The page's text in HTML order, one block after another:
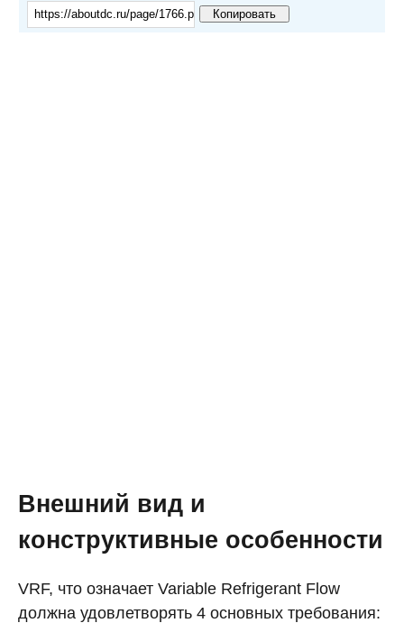
Копировать
Внешний вид и
конструктивные особенности
VRF, что означает Variable Refrigerant Flow
должна удовлетворять 4 основных требования: